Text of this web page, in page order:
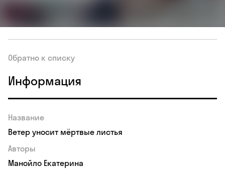
Обратно к списку
Информация
Название
Ветер уносит мёртвые листья
Авторы
Манойло Екатерина